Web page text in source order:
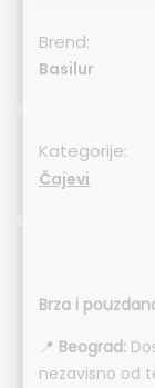
Brend:
Basilur
Kategorije:
Čajevi
Brza i
📍 Beograd:
nezavisno od